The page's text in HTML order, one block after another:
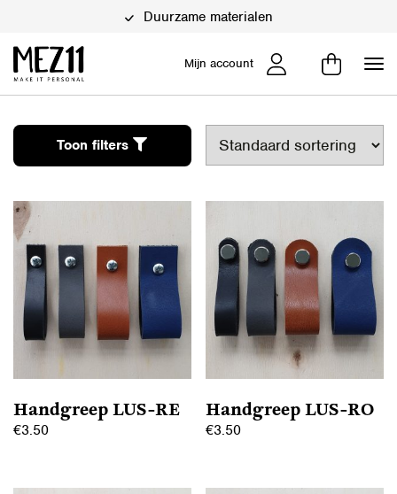
Duurzame materialen
Mijn account
Toon filters
Handgreep LUS-RE
€3.50
Handgreep LUS-RO
€3.50